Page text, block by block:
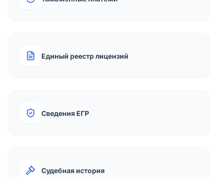
Единый реестр лицензий
Сведения ЕГР
Судебная история